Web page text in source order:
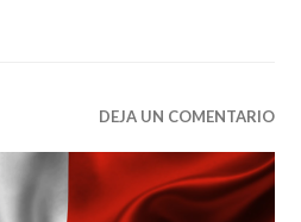
DEJA UN COMENTARIO